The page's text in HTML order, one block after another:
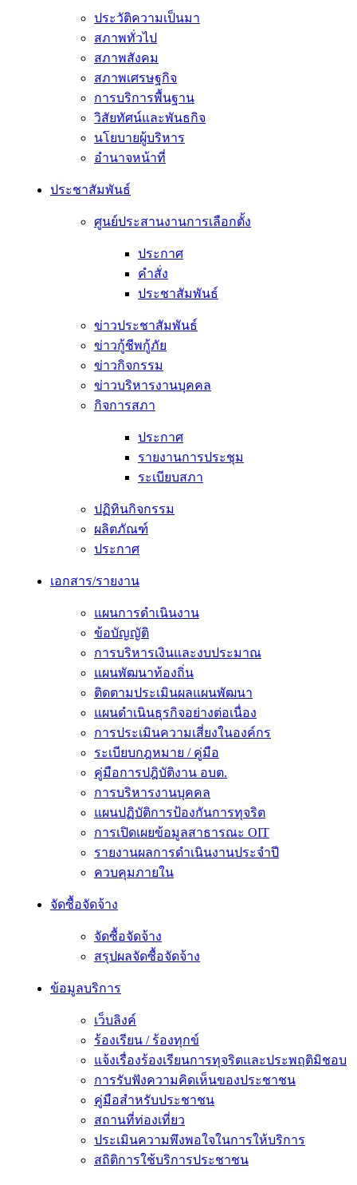
ประวัติความเป็นมา
สภาพทั่วไป
สภาพสังคม
สภาพเศรษฐกิจ
การบริการพื้นฐาน
วิสัยทัศน์และพันธกิจ
นโยบายผู้บริหาร
อํานาจหน้าที่
ประชาสัมพันธ์
ศูนย์ประสานงานการเลือกตั้ง
ประกาศ
คำสั่ง
ประชาสัมพันธ์
ข่าวประชาสัมพันธ์
ข่าวกู้ชีพกู้ภัย
ข่าวกิจกรรม
ข่าวบริหารงานบุคคล
กิจการสภา
ประกาศ
รายงานการประชุม
ระเบียบสภา
ปฏิทินกิจกรรม
ผลิตภัณฑ์
ประกาศ
เอกสาร/รายงาน
แผนการดำเนินงาน
ข้อบัญญัติ
การบริหารเงินและงบประมาณ
แผนพัฒนาท้องถิ่น
ติดตามประเมินผลแผนพัฒนา
แผนดำเนินธุรกิจอย่างต่อเนื่อง
การประเมินความเสี่ยงในองค์กร
ระเบียบกฎหมาย / คู่มือ
คู่มือการปฎิบัติงาน อบต.
การบริหารงานบุคคล
แผนปฏิบัติการป้องกันการทุจริต
การเปิดเผยข้อมูลสาธารณะ OIT
รายงานผลการดำเนินงานประจำปี
ควบคุมภายใน
จัดซื้อจัดจ้าง
จัดซื้อจัดจ้าง
สรุปผลจัดซื้อจัดจ้าง
ข้อมูลบริการ
เว็บลิงค์
ร้องเรียน / ร้องทุกข์
แจ้งเรื่องร้องเรียนการทุจริตและประพฤติมิชอบ
การรับฟังความคิดเห็นของประชาชน
คู่มือสำหรับประชาชน
สถานที่ท่องเที่ยว
ประเมินความพึงพอใจในการให้บริการ
สถิติการใช้บริการประชาชน